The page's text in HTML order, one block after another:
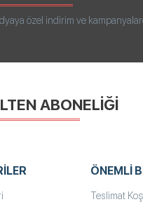
özel indirim ve
ABONELİĞİ
ÖNEMLI
Teslimat